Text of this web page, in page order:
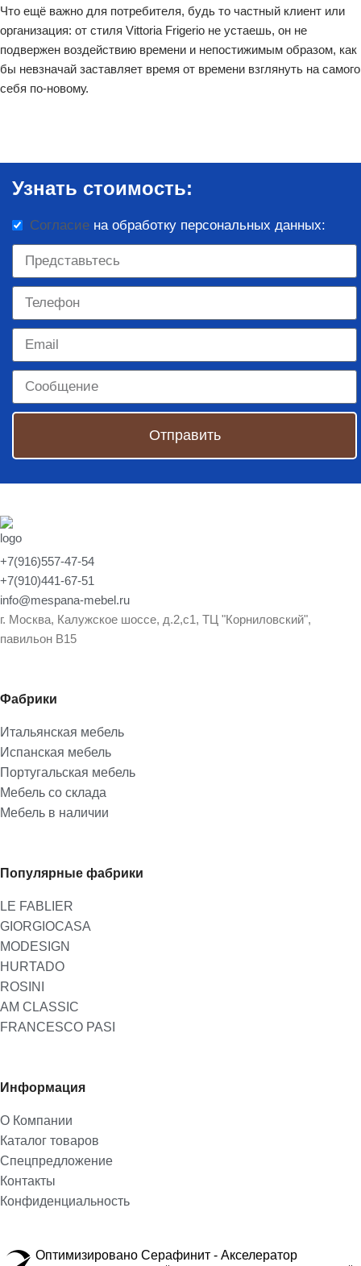
Что ещё важно для потребителя, будь то частный клиент или
организация: от стиля Vittoria Frigerio не устаешь, он не
подвержен воздействию времени и непостижимым образом, как
бы невзначай заставляет время от времени взглянуть на самого
себя по-новому.
Узнать стоимость:
Согласие на обработку персональных данных:
Отправить
+7(916)557-47-54
+7(910)441-67-51
info@mespana-mebel.ru
г. Москва, Калужское шоссе, д.2,с1, ТЦ "Корниловский",
павильон В15
Фабрики
Итальянская мебель
Испанская мебель
Португальская мебель
Мебель со склада
Мебель в наличии
Популярные фабрики
LE FABLIER
GIORGIOCASA
MODESIGN
HURTADO
ROSINI
AM CLASSIC
FRANCESCO PASI
Информация
О Компании
Каталог товаров
Спецпредложение
Контакты
Конфиденциальность
Оптимизировано Серафинит - Акселератор